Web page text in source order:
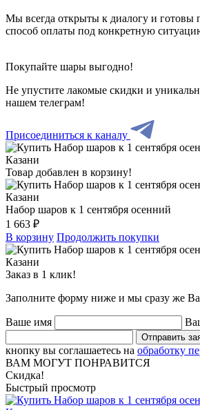
Мы всегда открыты к диалогу и готовы
способ оплаты под конкретную
Покупайте шары выгодно!
Не упустите лакомые скидки и
нашем телеграм!
Присоединиться к каналу
Товар добавлен в корзину!
Набор шаров к 1 сентября осенний
1 663 ₽
В корзину Продолжить покупки
Заказ в 1 клик!
Заполните форму ниже и мы сразу же
Ваше имя
Отправить
кнопку вы соглашаетесь на обработку
ВАМ МОГУТ ПОНРАВИТСЯ
Скидка!
Быстрый просмотр